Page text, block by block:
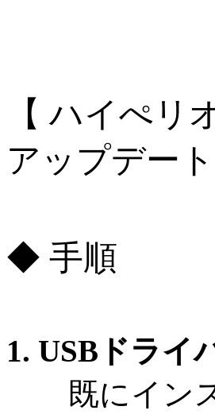
【 ハイぺリ
アップデート
◆ 手順
1. USBドライ
既にインス